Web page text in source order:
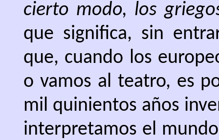
cierto modo, los
que significa, sin
que, cuando los
o vamos al teatro, es
mil quinientos años
interpretamos el